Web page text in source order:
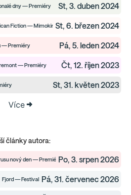
dny — Premiéry St, 3. duben 2024
Fiction — MimokinoSt, 6. březen 2024
— Premiéry Pá, 5. leden 2024
— Premiéry Čt, 12. říjen 2023
St, 31. květen 2023
Více
články autora:
nový den — PremiéryPo, 3. srpen 2026
Fjord — Festivaly Pá, 31. červenec 2026